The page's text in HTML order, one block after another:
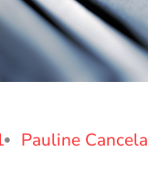
Pauline Cancela